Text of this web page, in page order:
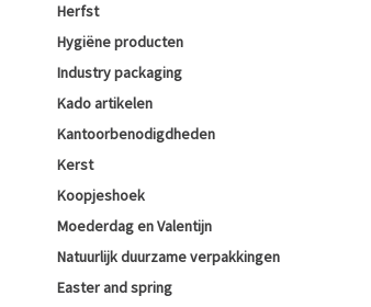
Herfst
Hygiëne producten
Industry packaging
Kado artikelen
Kantoorbenodigdheden
Kerst
Koopjeshoek
Moederdag en Valentijn
Natuurlijk duurzame verpakkingen
Easter and spring